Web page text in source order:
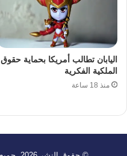
اليابان تطالب أمريكا بحماية حقوق
الملكية الفكرية
منذ 18 ساعة